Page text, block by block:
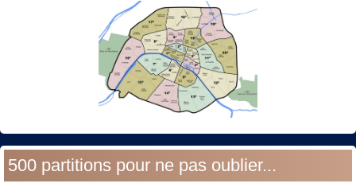
500 partitions pour ne pas oublier...